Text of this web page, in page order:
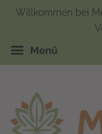
Willkommen bei
Menü